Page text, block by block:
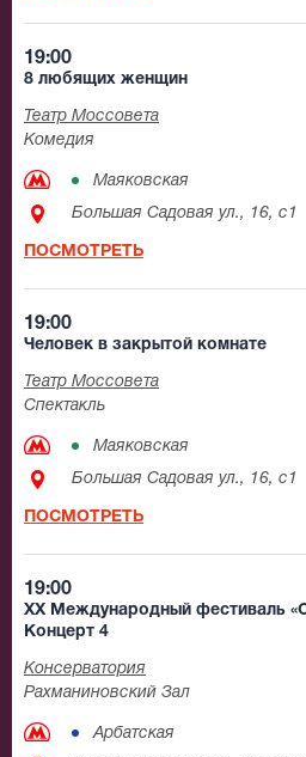
19:00
8 любящих женщин
Театр Моссовета
Комедия
Маяковская
Большая Садовая ул., 16, с1
ПОСМОТРЕТЬ
19:00
Человек в закрытой комнате
Театр Моссовета
Спектакль
Маяковская
Большая Садовая ул., 16, с1
ПОСМОТРЕТЬ
19:00
XX Международный фестиваль
Концерт 4
Консерватория
Рахманиновский Зал
Арбатская